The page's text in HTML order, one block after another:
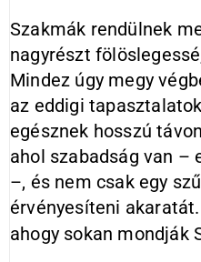
Szakmák rendülnek
nagyrészt
Mindez úgy megy
az eddigi
egésznek hosszú
ahol szabadság van –
–, és nem csak egy
érvényesíteni akaratát.
ahogy sokan mondják